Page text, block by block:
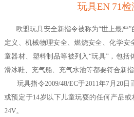
玩具EN 71检
欧盟玩具安全新指令被称为“世上最严”
定义、机械物理安全、燃烧安全、化学安
童器材、塑料制品等被列入“玩具”，包括
滑冰鞋、充气船、充气水池等都要符合新指
玩具指令2009/48/EC于2011年7月20日
或预定于14岁以下儿童玩耍的任何产品
24V。